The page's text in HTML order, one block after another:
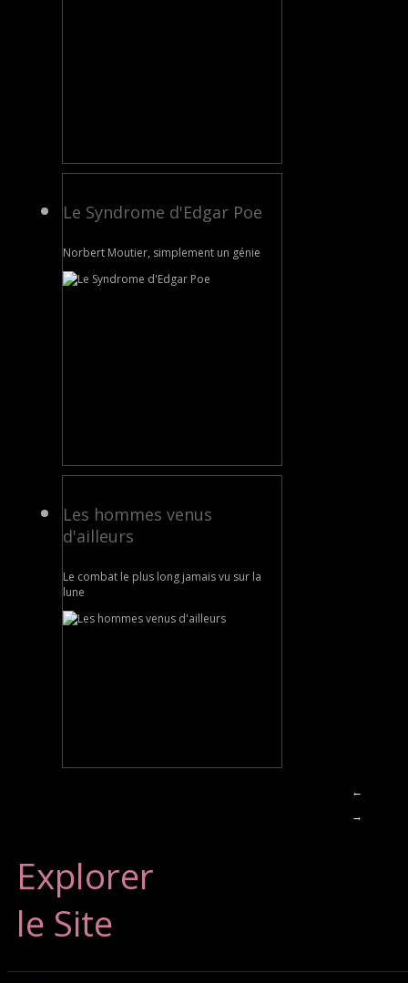
Le Syndrome d'Edgar Poe
Norbert Moutier, simplement un génie
Les hommes venus
d'ailleurs
Le combat le plus long jamais vu sur la
lune
←
→
Explorer
le Site